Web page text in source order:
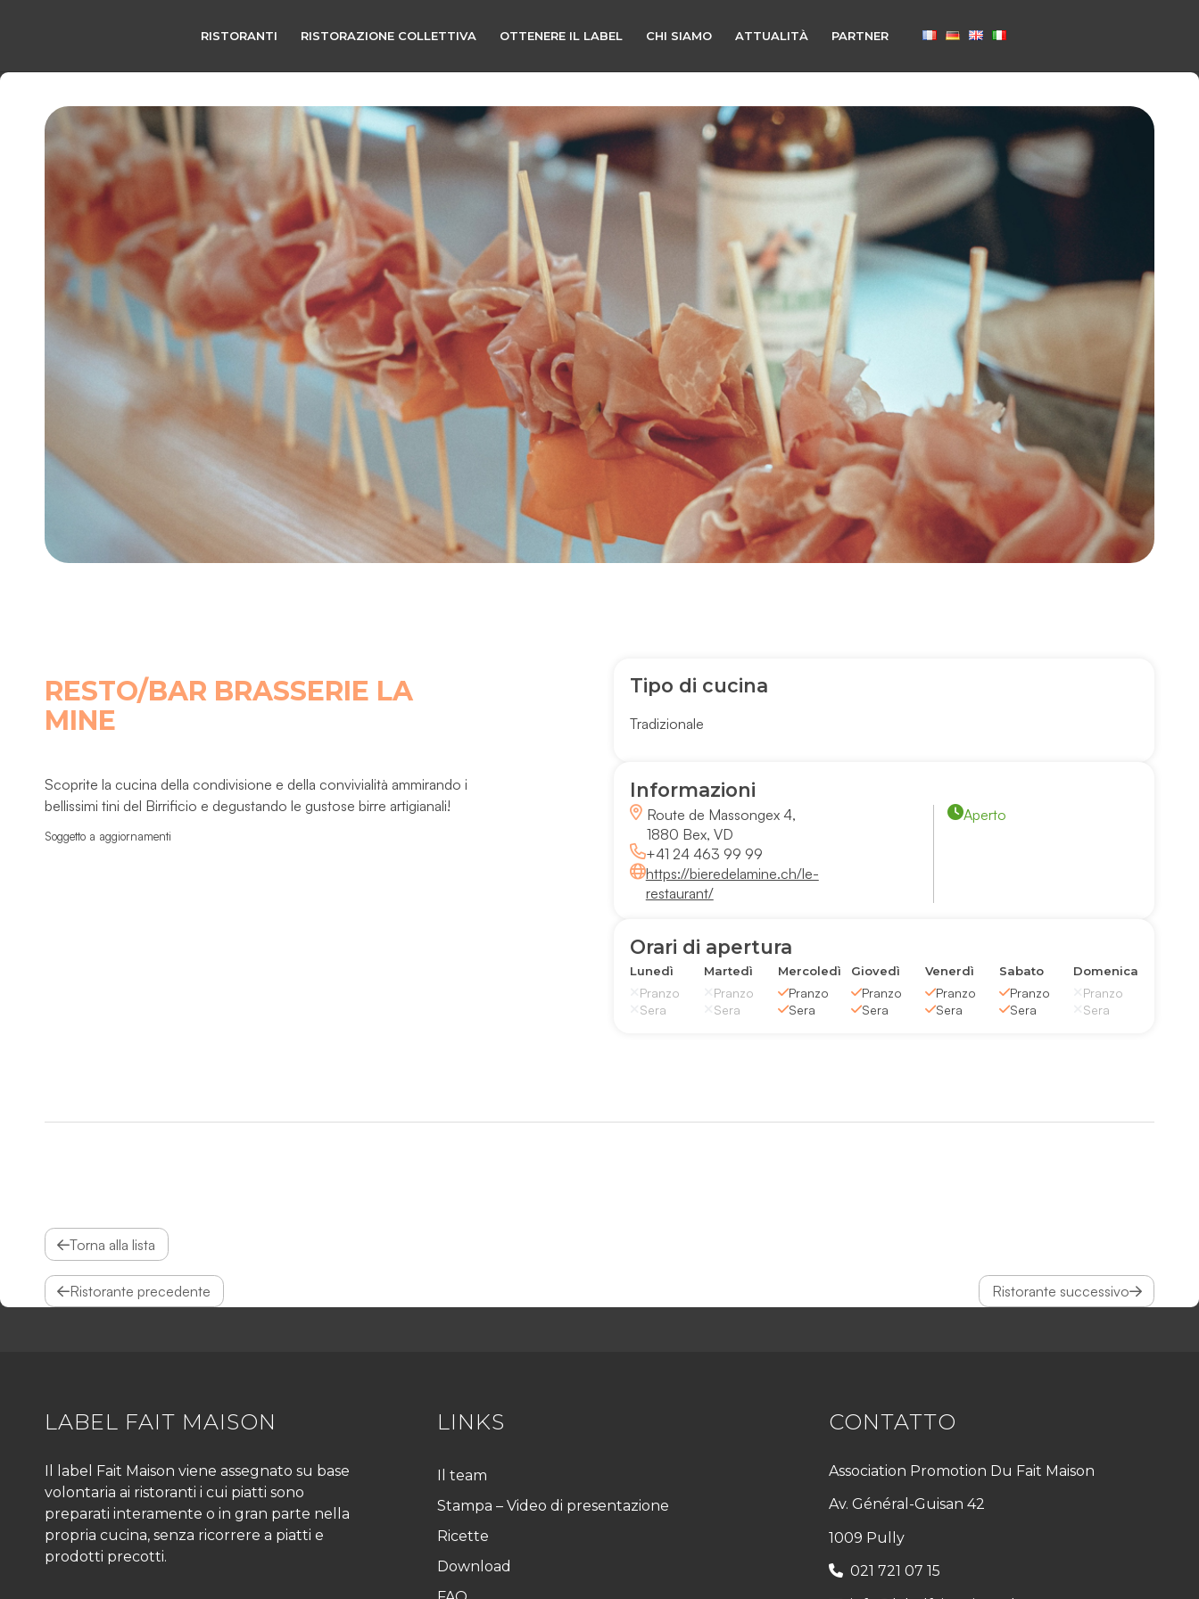
RISTORANTI RISTORAZIONE COLLETTIVA OTTENERE IL LABEL CHI SIAMO ATTUALITÀ PARTNER
RESTO/BAR BRASSERIE LA
MINE
Scoprite la cucina della condivisione e della convivialità ammirando i
bellissimi tini del Birrificio e degustando le gustose birre artigianali!
Soggetto a aggiornamenti
Tipo di cucina
Tradizionale
Informazioni
Route de Massongex 4,
1880 Bex, VD
+41 24 463 99 99
https://bieredelamine.ch/le-
restaurant/
Aperto
Orari di apertura
Lunedì
Pranzo
Sera
Martedì
Pranzo
Sera
Mercoledì
Pranzo
Sera
Giovedì
Pranzo
Sera
Venerdì
Pranzo
Sera
Sabato
Pranzo
Sera
Domenica
Pranzo
Sera
Torna alla lista
Ristorante precedente Ristorante successivo
LABEL FAIT MAISON
Il label Fait Maison viene assegnato su base
volontaria ai ristoranti i cui piatti sono
preparati interamente o in gran parte nella
propria cucina, senza ricorrere a piatti e
prodotti precotti.
LINKS
Il team
Stampa – Video di presentazione
Ricette
Download
CONTATTO
Association Promotion Du Fait Maison
Av. Général-Guisan 42
1009 Pully
021 721 07 15